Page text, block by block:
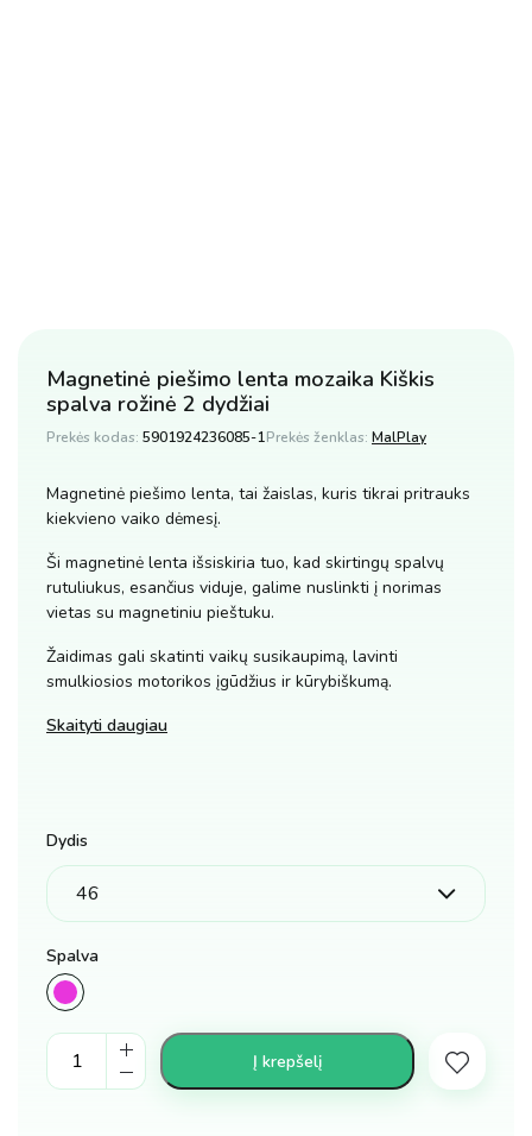
Magnetinė piešimo lenta mozaika Kiškis
spalva rožinė 2 dydžiai
Prekės kodas: 5901924236085-1Prekės ženklas: MalPlay
Magnetinė piešimo lenta, tai žaislas, kuris tikrai pritrauks
kiekvieno vaiko dėmesį.
Ši magnetinė lenta išsiskiria tuo, kad skirtingų spalvų
rutuliukus, esančius viduje, galime nuslinkti į norimas
vietas su magnetiniu pieštuku.
Žaidimas gali skatinti vaikų susikaupimą, lavinti
smulkiosios motorikos įgūdžius ir kūrybiškumą.
Skaityti daugiau
Dydis
Spalva
Magnetinė
piešimo
Į krepšelį